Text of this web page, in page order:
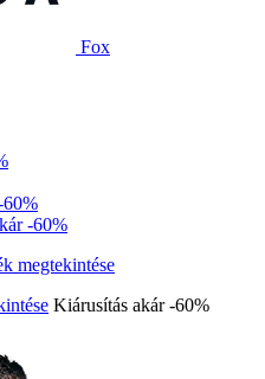
Fox
-60%
Kiárusítás akár -60%